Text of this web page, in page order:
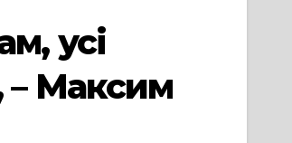
усі
– Максим